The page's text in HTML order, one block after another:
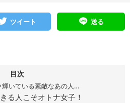
ツイート 送る
目次
いている素敵なあの人…
る人こそオトナ女子！